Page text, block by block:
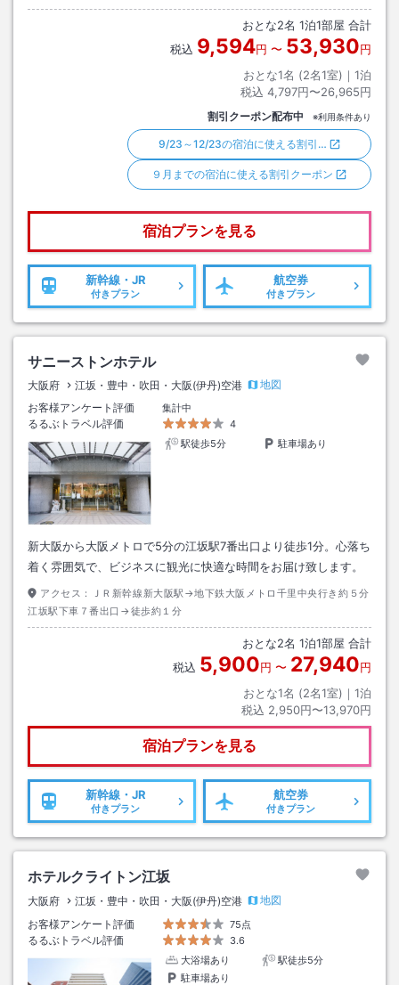
おとな2名 1泊1部屋 合計
税込 9,594円 〜 53,930円
おとな1名 (2名1室)｜ 1泊
税込 4,797円〜26,965円
割引クーポン配布中 ※利用条件あり
9/23～12/23の宿泊に使える割引…
９月までの宿泊に使える割引クーポン
宿泊プランを見る
新幹線・JR
付きプラン
航空券
付きプラン
サニーストンホテル
大阪府 江坂・豊中・吹田・大阪(伊丹)空港
地図
お客様アンケート評価
集計中
るるぶトラベル評価
4
駅徒歩5分
駐車場あり
新大阪から大阪メトロで5分の江坂駅7番出口より徒歩1分。心落ち
着く雰囲気で、ビジネスに観光に快適な時間をお届け致します。
アクセス：
ＪＲ新幹線新大阪駅→地下鉄大阪メトロ千里中央行き約５分
江坂駅下車７番出口→徒歩約１分
おとな2名 1泊1部屋 合計
税込 5,900円 〜 27,940円
おとな1名 (2名1室)｜ 1泊
税込 2,950円〜13,970円
宿泊プランを見る
新幹線・JR
付きプラン
航空券
付きプラン
ホテルクライトン江坂
大阪府 江坂・豊中・吹田・大阪(伊丹)空港
地図
お客様アンケート評価
75点
るるぶトラベル評価
3.6
大浴場あり
駅徒歩5分
駐車場あり